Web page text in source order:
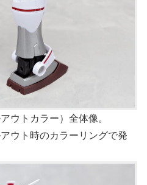
ウトカラー）全体像。
ウト時のカラーリングで発